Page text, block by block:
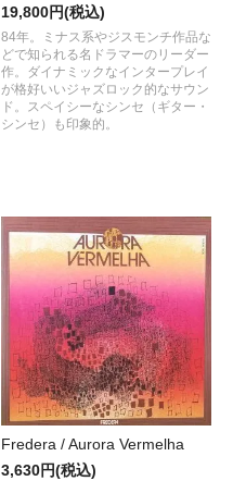
19,800円(税込)
84年。ミナス系やジスモンチ作品な
どで知られる名ドラマーのリーダー
作。ダイナミックなインタープレイ
が格好いいジャズロック的なサウン
ド。スペイシーなシンセ（ギター・
シンセ）も印象的。
Fredera / Aurora Vermelha
3,630円(税込)